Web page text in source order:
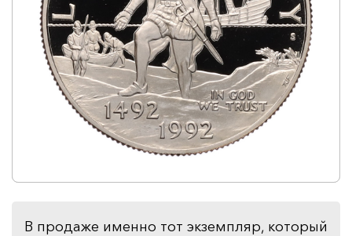
В продаже именно тот экземпляр, который